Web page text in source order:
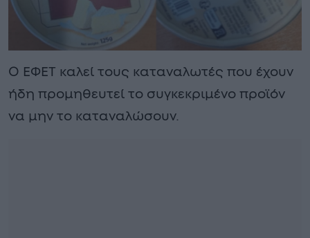
Ο ΕΦΕΤ καλεί τους καταναλωτές που έχουν
ήδη προμηθευτεί το συγκεκριμένο προϊόν
να μην το καταναλώσουν.